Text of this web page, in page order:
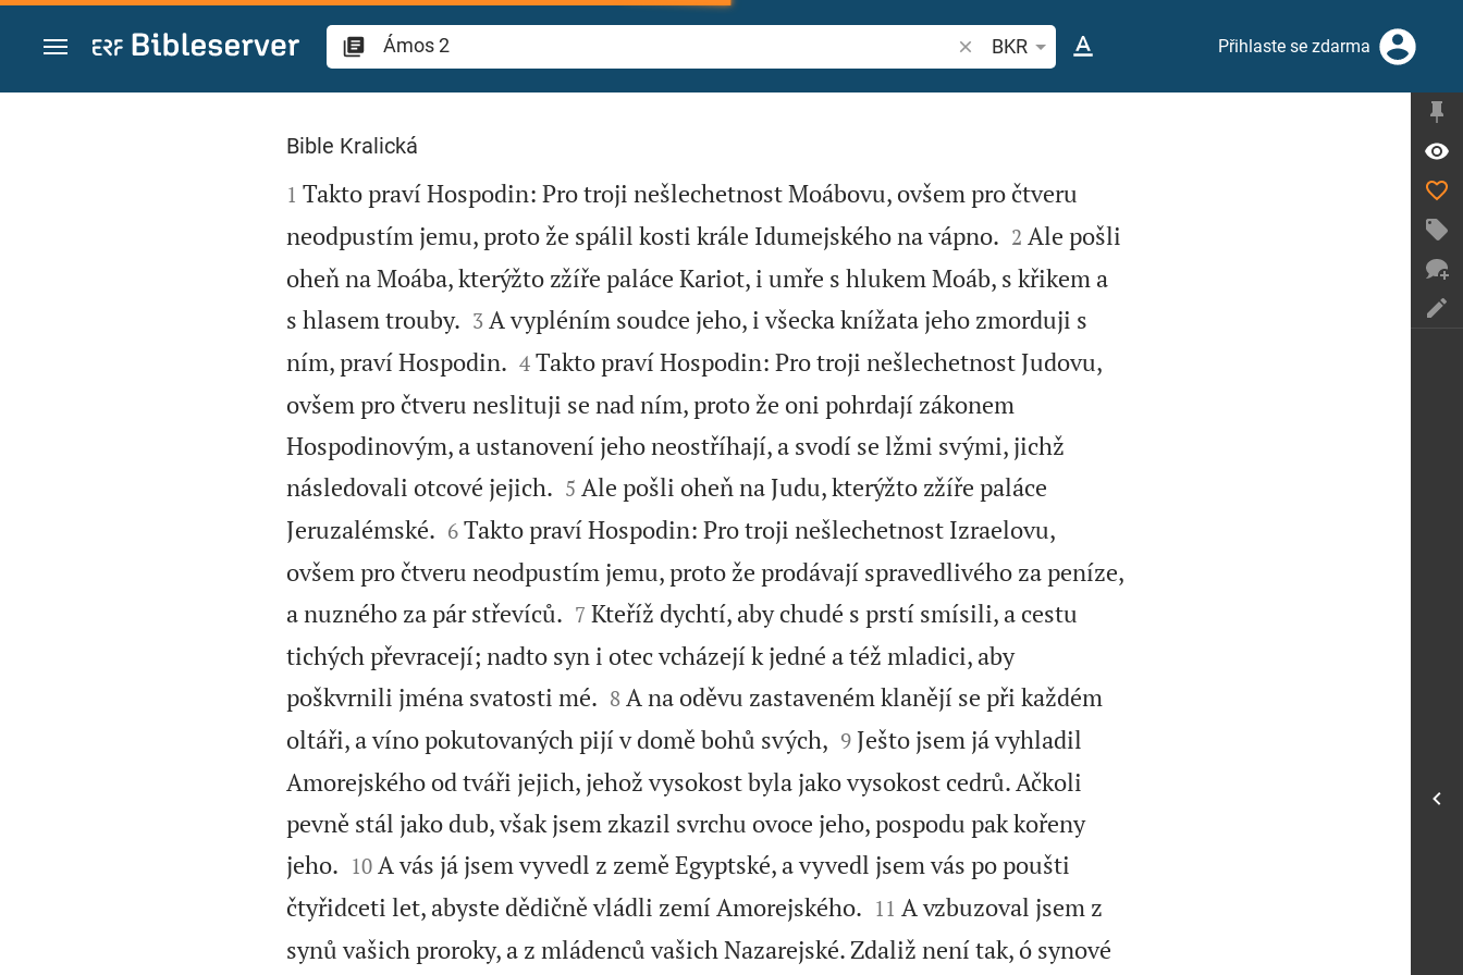
Přejít na obsah
Vyhledat biblický verš nebo slovo
BKR Přihlaste se zdarma
Ámos 2
Bible Kralická

1 Takto praví Hospodin: Pro troji nešlechetnost Moábovu, ovšem pro čtveru
neodpustím jemu, proto že spálil kosti krále Idumejského na vápno.
2 Ale pošli
oheň na Moába, kterýžto zžíře paláce Kariot, i umře s hlukem Moáb, s křikem a
s hlasem trouby.
3 A vypléním soudce jeho, i všecka knížata jeho zmorduji s
ním, praví Hospodin.
4 Takto praví Hospodin: Pro troji nešlechetnost Judovu,
ovšem pro čtveru neslituji se nad ním, proto že oni pohrdají zákonem
Hospodinovým, a ustanovení jeho neostříhají, a svodí se lžmi svými, jichž
následovali otcové jejich.
5 Ale pošli oheň na Judu, kterýžto zžíře paláce
Jeruzalémské.
6 Takto praví Hospodin: Pro troji nešlechetnost Izraelovu,
ovšem pro čtveru neodpustím jemu, proto že prodávají spravedlivého za peníze,
a nuzného za pár střevíců.
7 Kteříž dychtí, aby chudé s prstí smísili, a cestu
tichých převracejí; nadto syn i otec vcházejí k jedné a též mladici, aby
poškvrnili jména svatosti mé.
8 A na oděvu zastaveném klanějí se při každém
oltáři, a víno pokutovaných pijí v domě bohů svých,
9 Ješto jsem já vyhladil
Amorejského od tváři jejich, jehož vysokost byla jako vysokost cedrů. Ačkoli
pevně stál jako dub, však jsem zkazil svrchu ovoce jeho, pospodu pak kořeny
jeho.
10 A vás já jsem vyvedl z země Egyptské, a vyvedl jsem vás po poušti
čtyřidceti let, abyste dědičně vládli zemí Amorejského.
11 A vzbuzoval jsem z
synů vašich proroky, a z mládenců vašich Nazarejské. Zdaliž není tak, ó synové